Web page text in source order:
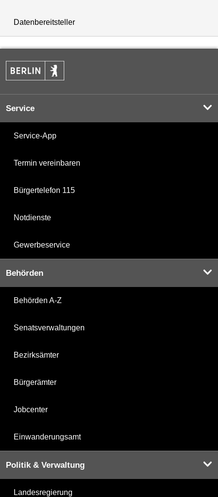
Datenbereitsteller
Service
Service-App
Termin vereinbaren
Bürgertelefon 115
Notdienste
Gewerbeservice
Behörden
Behörden A-Z
Senatsverwaltungen
Bezirksämter
Bürgerämter
Jobcenter
Einwanderungsamt
Politik & Verwaltung
Landesregierung